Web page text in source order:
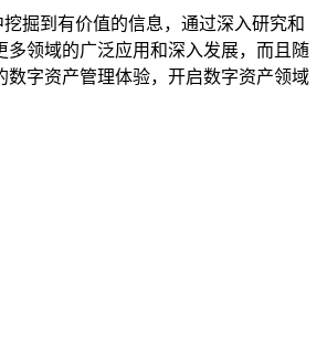
掘到有价值的信息，通过深入研究和
领域的广泛应用和深入发展，而且随
字资产管理体验，开启数字资产领域